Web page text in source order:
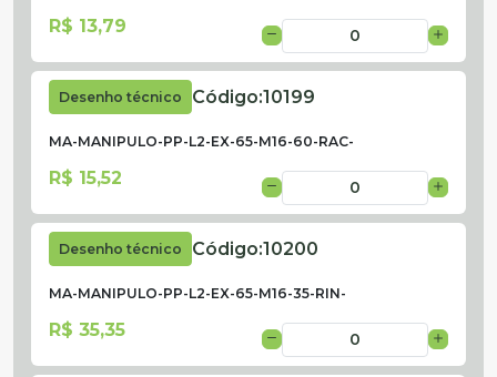
R$ 13,79
Desenho técnico Código:10199
MA-MANIPULO-PP-L2-EX-65-M16-60-RAC-
R$ 15,52
Desenho técnico Código:10200
MA-MANIPULO-PP-L2-EX-65-M16-35-RIN-
R$ 35,35